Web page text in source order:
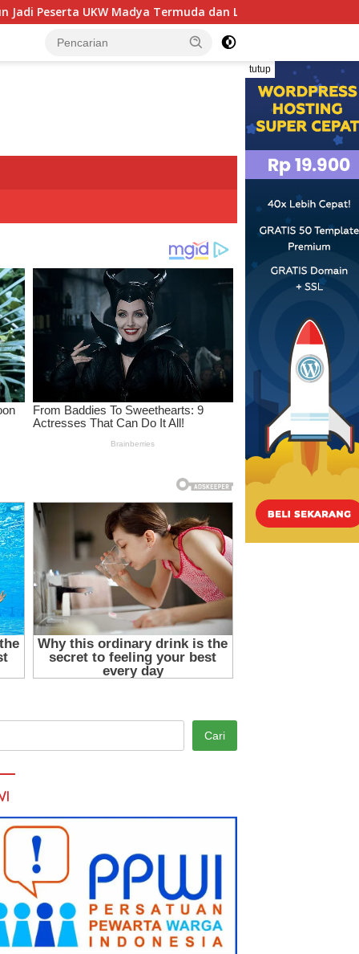
Termuda dan Lolos Kompeten, Buktikan Usia Bukan
tutup
Cari